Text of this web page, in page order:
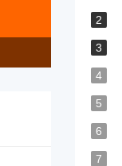
2
3
4
5
6
7